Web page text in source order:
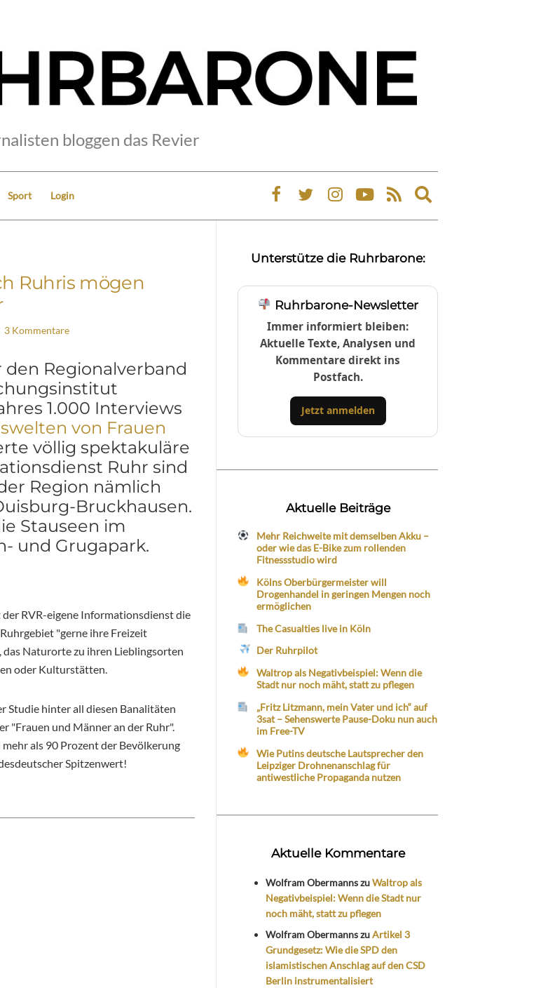
bloggen das Revier
Sport Login
Expand
search
Ruhris mögen
3 Kommentare
den Regionalverband
1.000 Interviews
von Frauen
völlig spektakuläre
Ruhr sind
Region nämlich
Bruckhausen.
Stauseen im
und Grugapark.
der RVR-eigene Informationsdienst die
"gerne ihre Freizeit
das Naturorte zu ihren Lieblingsorten
oder Kulturstätten.
Studie hinter all diesen Banalitäten
"Frauen und Männer an der Ruhr".
als 90 Prozent der Bevölkerung
Spitzenwert!
Unterstütze die Ruhrbarone:
Ruhrbarone-Newsletter
Immer informiert bleiben:
Aktuelle Texte, Analysen und
Kommentare direkt ins
Postfach.
Jetzt anmelden
Aktuelle Beiträge
Mehr Reichweite mit demselben Akku –
oder wie das E-Bike zum rollenden
Fitnessstudio wird
Kölns Oberbürgermeister will
Drogenhandel in geringen Mengen noch
ermöglichen
The Casualties live in Köln
Der Ruhrpilot
Waltrop als Negativbeispiel: Wenn die
Stadt nur noch mäht, statt zu pflegen
„Fritz Litzmann, mein Vater und ich“ auf
3sat – Sehenswerte Pause-Doku nun auch
im Free-TV
Wie Putins deutsche Lautsprecher den
Leipziger Drohnenanschlag für
antiwestliche Propaganda nutzen
Aktuelle Kommentare
Wolfram ObermannszuWaltrop als
Negativbeispiel: Wenn die Stadt nur
noch mäht, statt zu pflegen
Wolfram ObermannszuArtikel 3
Grundgesetz: Wie die SPD den
islamistischen Anschlag auf den CSD
Berlin instrumentalisiert